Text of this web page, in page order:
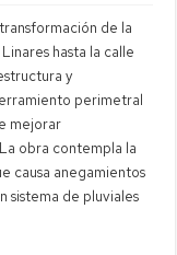
de la
hasta la calle
y
perimetral
mejorar
obra contempla la
causa anegamientos
sistema de pluviales